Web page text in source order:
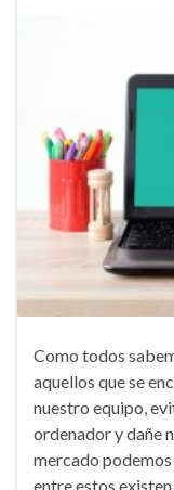
Como todos
aquellos que se
nuestro equipo,
ordenador y dañe
mercado
entre estos